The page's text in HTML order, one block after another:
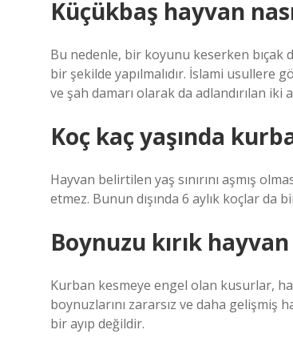
Küçükbaş hayvan
Bu nedenle, bir koyunu keserken bıçak
bir şekilde yapılmalıdır. İslami usullere
ve şah damarı olarak da adlandırılan
Koç kaç yaşında
Hayvan belirtilen yaş sınırını aşmış
etmez. Bunun dışında 6 aylık koçlar
Boynuzu kırık
Kurban kesmeye engel olan kusurlar,
boynuzlarını zararsız ve daha
bir ayıp değildir.